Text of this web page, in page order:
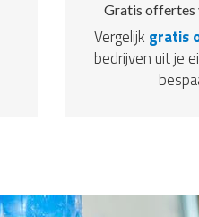
Gratis offertes
Vergelijk gratis
bedrijven uit je